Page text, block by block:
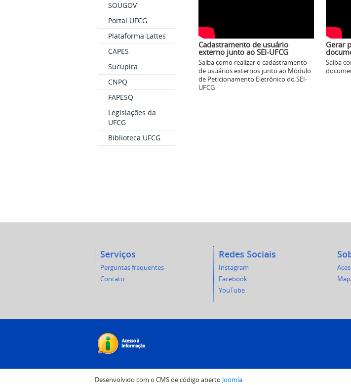
SOUGOV
Portal UFCG
Plataforma Lattes
CAPES
Sucupira
CNPQ
FAPESQ
Legislações da
UFCG
Biblioteca UFCG
Cadastramento de usuário
externo junto ao SEI-UFCG
Saiba como realizar o cadastramento
de usuários externos junto ao Módulo
de Peticionamento Eletrônico do SEI-
UFCG
Gerar
Saiba
Serviços
Perguntas frequentes
Contato
Redes Sociais
Instagram
Facebook
YouTube
Desenvolvido com o CMS de código aberto Joomla